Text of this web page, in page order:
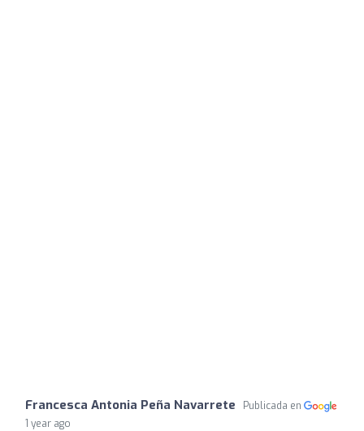
Francesca Antonia Peña Navarrete
Publicada en
1 year ago